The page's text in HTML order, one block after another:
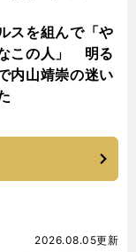
スを組んで「や
この人」 明る
内山靖崇の迷い
2026.08.05更新